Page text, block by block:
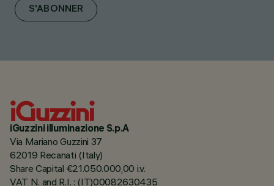
S'ABONNER
iGuzzini illuminazione S.p.A
Via Mariano Guzzini 37
62019 Recanati (Italy)
Share Capital €21.050.000,00 i.v.
VAT N. and R.I. : (IT)00082630435